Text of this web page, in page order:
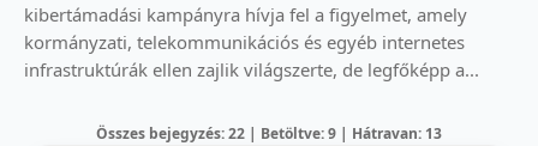
kibertámadási kampányra hívja fel a figyelmet, amely
kormányzati, telekommunikációs és egyéb internetes
infrastruktúrák ellen zajlik világszerte, de legfőképp a...
Összes bejegyzés: 22 | Betöltve: 9 | Hátravan: 13